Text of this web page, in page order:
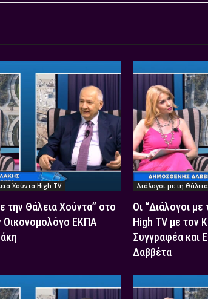
Χούντα High TV
την Θάλεια Χούντα” στο
Οικονομολόγο ΕΚΠΑ
Διάλογοι με τη
Οι “Διάλογοι
High TV με τον
Συγγραφέα και
Δαββέτα